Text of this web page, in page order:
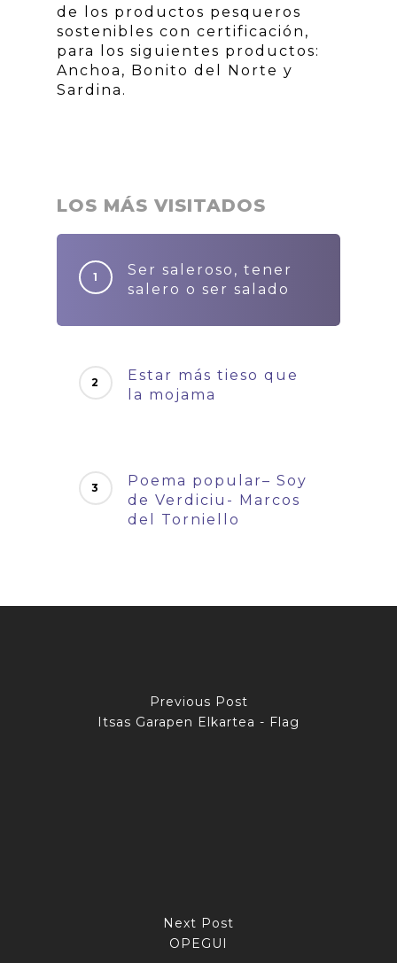
de los productos pesqueros
sostenibles con certificación,
para los siguientes productos:
Anchoa, Bonito del Norte y
Sardina.
LOS MÁS VISITADOS
Ser saleroso, tener
salero o ser salado
Estar más tieso que
la mojama
Poema popular– Soy
de Verdiciu- Marcos
del Torniello
Previous Post
Itsas Garapen Elkartea - Flag
Next Post
OPEGUI